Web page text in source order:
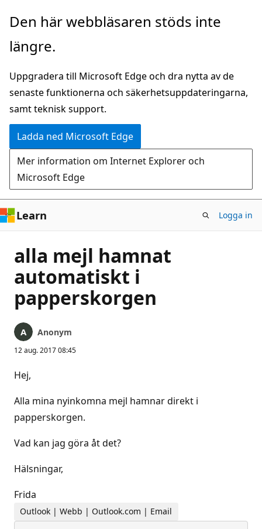
Hoppa
huvudinnehåll
Den här webbläsaren stöds inte
längre.
Uppgradera till Microsoft Edge och dra nytta av de
senaste funktionerna och säkerhetsuppdateringarna,
samt teknisk support.
Ladda ned Microsoft Edge
Mer information om Internet Explorer och
Microsoft Edge
Learn Logga in
alla mejl hamnat
automatiskt i
papperskorgen
Anonym
12 aug. 2017 08:45
Hej,
Alla mina nyinkomna mejl hamnar direkt i
papperskorgen.
Vad kan jag göra åt det?
Hälsningar,
Frida
Outlook | Webb | Outlook.com | Email